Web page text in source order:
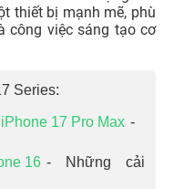
thiết bị mạnh mẽ, phù
công việc sáng tạo cơ
Series:
17 Pro Max -
16 - Những cải